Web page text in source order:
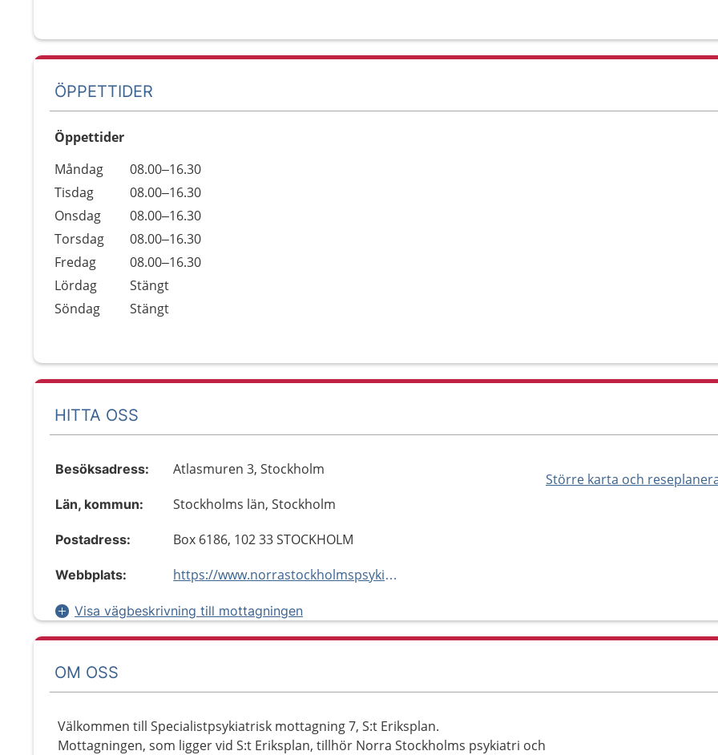
ÖPPETTIDER
Öppettider
Dag
Öppettider
Kommentarer
Måndag
08.00–16.30
Tisdag
08.00–16.30
Onsdag
08.00–16.30
Torsdag
08.00–16.30
Fredag
08.00–16.30
Lördag
Stängt
Söndag
Stängt
HITTA OSS
Större karta och
Besöksadress: Atlasmuren 3, Stockholm
Län, kommun: Stockholms län, Stockholm
Postadress: Box 6186, 102 33 STOCKHOLM
Webbplats: https://www.norrastockholmspsykiatri.se/vard-hos-oss/mottagningar/specialistpsykiatrisk-mottagning-7-st-eriksplan/
Visa vägbeskrivning till mottagningen
OM OSS
Välkommen till Specialistpsykiatrisk mottagning 7, S:t Eriksplan.
Mottagningen, som ligger vid S:t Eriksplan, tillhör Norra Stockholms psykiatri och